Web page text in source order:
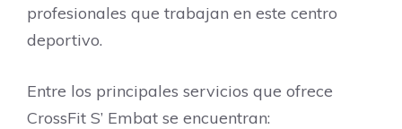
profesionales que trabajan en este centro
deportivo.
Entre los principales servicios que ofrece
CrossFit S’ Embat se encuentran: